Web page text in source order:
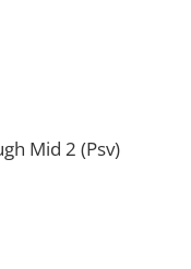
Mid 2 (Psv)